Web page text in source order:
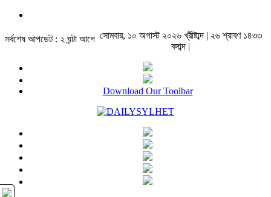
সর্বশেষ আপডেট : ২ ঘন্টা আগে সোমবার, ১০ অগাস্ট ২০২৬ খ্রীষ্টাব্দ | ২৬ শ্রাবণ ১৪৩৩
বঙ্গাব্দ |
Download Our Toolbar